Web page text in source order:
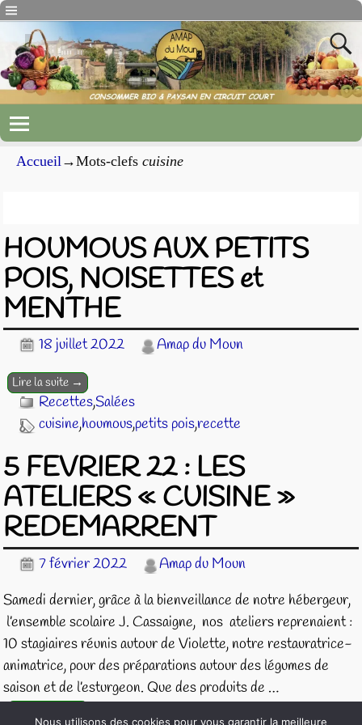
Accueil→Mots-clefs cuisine
HOUMOUS AUX PETITS
POIS, NOISETTES et
MENTHE
18 juillet 2022 Amap du Moun
Lire la suite →
Recettes,Salées
cuisine,houmous,petits pois,recette
5 FEVRIER 22 : LES
ATELIERS « CUISINE »
REDEMARRENT
7 février 2022
Amap du Moun
Samedi dernier, grâce à la bienveillance de notre hébergeur,
l’ensemble scolaire J. Cassaigne, nos ateliers reprenaient :
10 stagiaires réunis autour de Violette, notre restauratrice-
animatrice, pour des préparations autour des légumes de
saison et de l’esturgeon. Que des produits de …
Nous utilisons des cookies pour vous garantir la meilleure